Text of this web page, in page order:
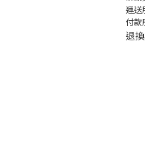
運送
付款
退